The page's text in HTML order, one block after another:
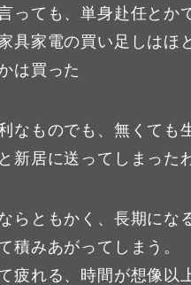
っても、単身赴任とか
具家電の買い足しはほ
は買った
なものでも、無くても
新居に送ってしまった
らともかく、長期にな
積みあがってしまう。
疲れる、時間が想像以